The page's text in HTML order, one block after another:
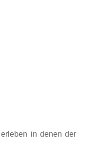
in denen der